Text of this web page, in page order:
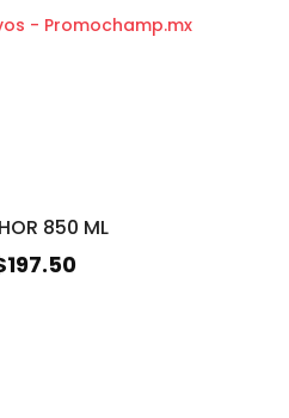
- Promochamp.mx
850 ML
197.50